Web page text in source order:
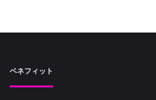
ベネフィット